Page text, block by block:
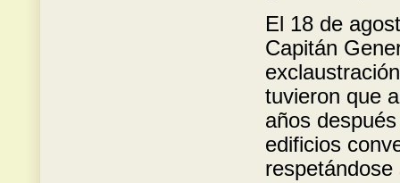
El 18 de
Capitán
tuvieron que
años
edificios